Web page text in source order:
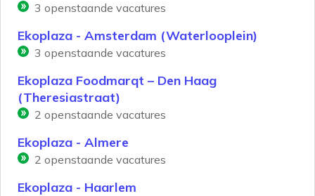
3 openstaande vacatures
Ekoplaza - Amsterdam (Waterlooplein)
3 openstaande vacatures
Ekoplaza Foodmarqt – Den Haag
(Theresiastraat)
2 openstaande vacatures
Ekoplaza - Almere
2 openstaande vacatures
Ekoplaza - Haarlem